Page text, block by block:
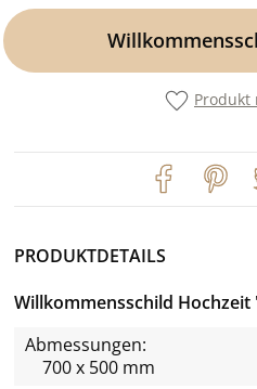
Produkt
PRODUKTDETAILS
Willkommensschild Hochzeit
Abmessungen:
700 x 500 mm